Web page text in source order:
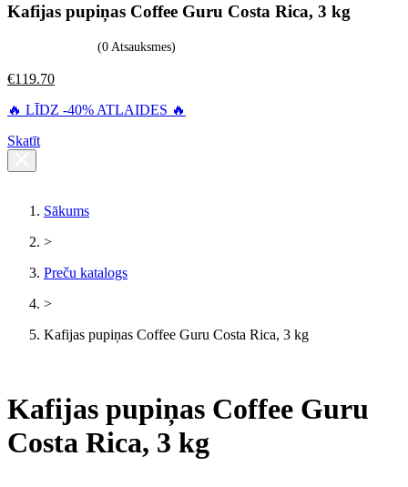
Kafijas pupiņas Coffee Guru Costa Rica, 3 kg
(0 Atsauksmes)
€119.70
🔥 LĪDZ -40% ATLAIDES 🔥
Skatīt
Sākums
>
Preču katalogs
>
Kafijas pupiņas Coffee Guru Costa Rica, 3 kg
Kafijas pupiņas Coffee Guru
Costa Rica, 3 kg